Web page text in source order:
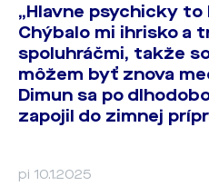
„Hlavne psychicky to
Chýbalo mi ihrisko a
spoluhráčmi, takže
môžem byť znova
Dimun sa po
zapojil do zimnej
pi 10.1.2025